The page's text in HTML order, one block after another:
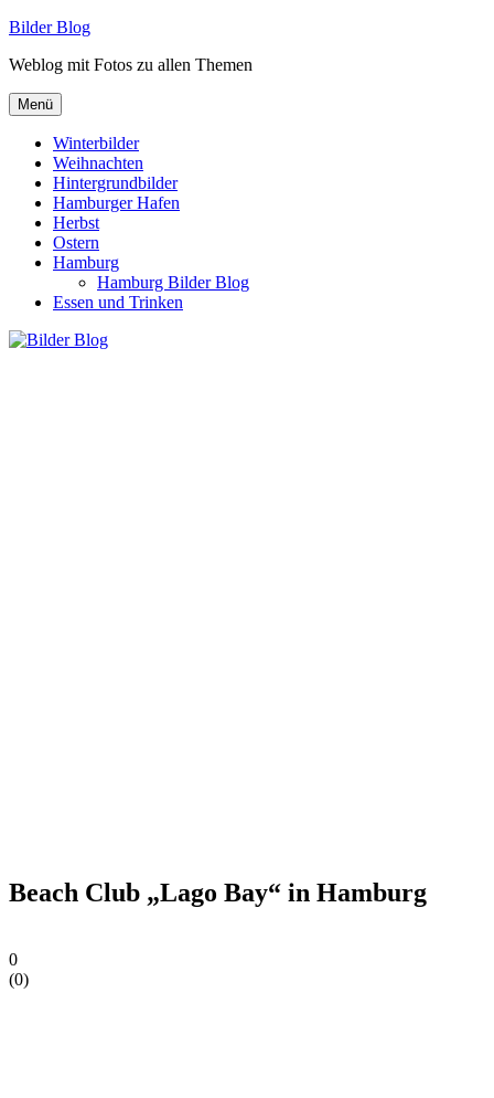
Zum
springen
Bilder Blog
Weblog mit Fotos zu allen Themen
Menü
Winterbilder
Weihnachten
Hintergrundbilder
Hamburger Hafen
Herbst
Ostern
Hamburg
Hamburg Bilder Blog
Essen und Trinken
Beach Club „Lago Bay“ in Hamburg
0
(0)